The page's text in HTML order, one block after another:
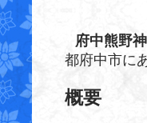
府中熊野
都府中市に
概要